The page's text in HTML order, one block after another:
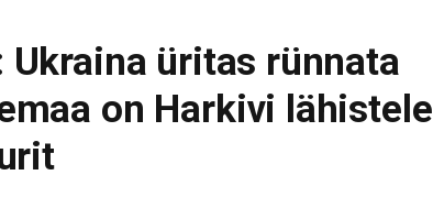
üritas rünnata
on Harkivi lähistele